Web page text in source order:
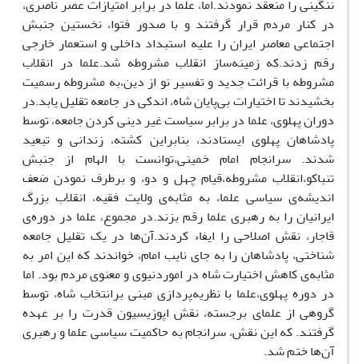
ننگینی را منعقد نمودند.اما، علما در برابر امتیازات عصر ناصری،
در کنار مردم قرار گرفتند و با صدور فتوا، نخستین جنبش
اجتماعی معاصر ایران را علیه استبداد داخلی و استعمار خارجی
رقم زدند.که زمینهساز انقلاب مشروطه شد.علما در انقلاب
مشروطه با قرائت جدید و تفسیر نو از دین،به مشروطه رسمیت
بخشیدند تا اختیارات بیپایان شاه، اندکی در جامعه تقلیل یابد.در
دوران پهلوی، علما در برابر سیاست غیر دینی کردن جامعه، توسط
پادشاهان پهلوی ایستادند، بنابراین کشته، زندانی و تبعید
شدند. سرانجام امام خمینی،توانست با الهام از جنبش
تنباکو،انقلاب مشروطه،قیام چهل و دو، و برطرف نمودن ضعف
اندیشهی سیاسی علما، به مثابهی ولایت فقیه، انقلاب بزرگ
ایرانیان را به رهبری علما رقم بزند.در مجموع، علما در دورهی
قاجار، نقش اصلاحی را ایفاء کردند.آنها در یک تقلیل جامعه
شناختی، پادشاهان را به جای نایب امام، خواندند که این امر به
مثابهی کاهش اختیارت شاه در اموردنیوی و معنوی مردم بود. اما
در دوره پهلوی،علما با نظریهپردازی مبنی برانتخاب شاه، توسط
گروهی از علمای برجسته، نقش اپوزیسیون قدرت را بر عهده
گرفتند. که این نقش، سرانجام به حاکمیت سیاسی علما و رهبری
آنها ختم شد.